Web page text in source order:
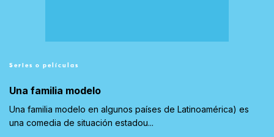
Series o películas
Una familia modelo
Una familia modelo en algunos países de Latinoamérica) es
una comedia de situación estadou...